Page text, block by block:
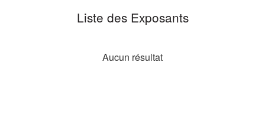
Liste des Exposants
Aucun résultat